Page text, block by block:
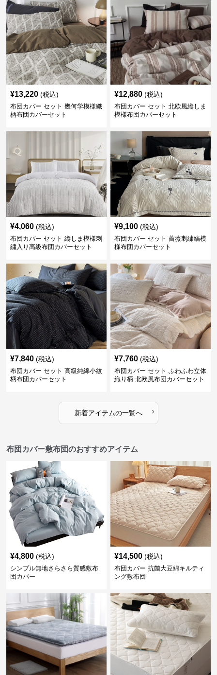
¥13,220 (税込)
布団カバー セット 幾何学模様織
柄布団カバーセット
¥12,880 (税込)
布団カバー セット 北欧風縦しま
模様布団カバーセット
¥4,060 (税込)
布団カバー セット 縦しま模様刺
繍入り高級布団カバーセット
¥9,100 (税込)
布団カバー セット 薔薇刺繍縞模
様布団カバーセット
¥7,840 (税込)
布団カバー セット 高級純綿小紋
柄布団カバーセット
¥7,760 (税込)
布団カバー セット ふわふわ立体
織り柄 北欧風布団カバーセット
新着アイテムの一覧へ ›
布団カバー敷布団のおすすめアイテム
¥4,800 (税込)
シンプル無地さらさら質感敷布
団カバー
¥14,500 (税込)
布団カバー 抗菌大豆綿キルティ
ング敷布団